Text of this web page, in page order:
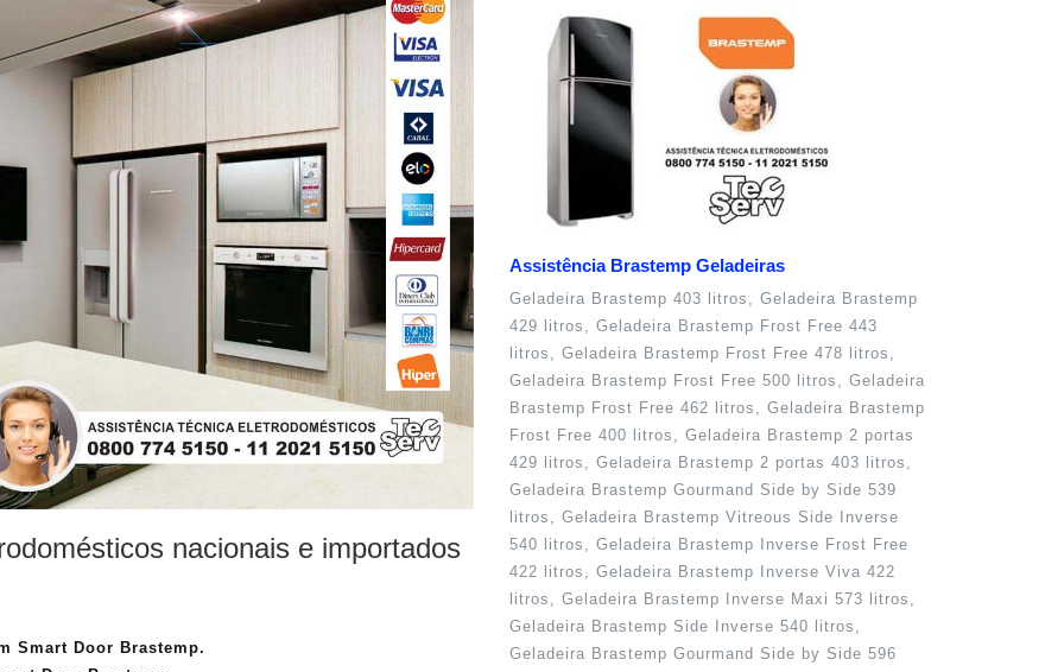
nacionais e importados
Smart Door Brastemp.
Assistência Brastemp Geladeiras
Geladeira Brastemp 403 litros, Geladeira Brastemp
429 litros, Geladeira Brastemp Frost Free 443
litros, Geladeira Brastemp Frost Free 478 litros,
Geladeira Brastemp Frost Free 500 litros, Geladeira
Brastemp Frost Free 462 litros, Geladeira Brastemp
Frost Free 400 litros, Geladeira Brastemp 2 portas
429 litros, Geladeira Brastemp 2 portas 403 litros,
Geladeira Brastemp Gourmand Side by Side 539
litros, Geladeira Brastemp Vitreous Side Inverse
540 litros, Geladeira Brastemp Inverse Frost Free
422 litros, Geladeira Brastemp Inverse Viva 422
litros, Geladeira Brastemp Inverse Maxi 573 litros,
Geladeira Brastemp Side Inverse 540 litros,
Geladeira Brastemp Gourmand Side by Side 596